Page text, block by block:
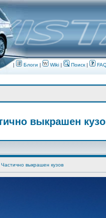
| Блоги | Wiki | Поиск|
выкрашен
Частично выкрашен кузов